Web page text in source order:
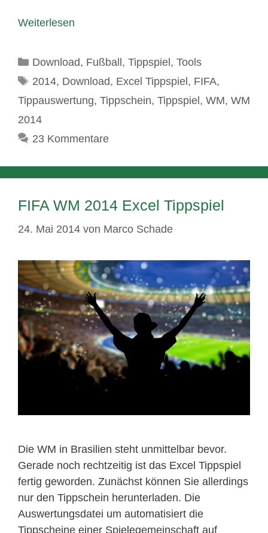
Weiterlesen
Kategorien
Download, Fußball , Tippspiel , Tools
Schlagwörter
2014, Download, Excel Tippspiel , FIFA,
Tippauswertung, Tippschein, Tippspiel , WM, WM
2014
23 Kommentare
FIFA WM 2014 Excel Tippspiel
24. Mai 2014 von Marco Schade
Die WM in Brasilien steht unmittelbar bevor.
Gerade noch rechtzeitig ist das Excel Tippspiel
fertig geworden. Zunächst können Sie allerdings
nur den Tippschein herunterladen. Die
Auswertungsdatei um automatisiert die
Tippscheine einer Spielegemeinschaft auf